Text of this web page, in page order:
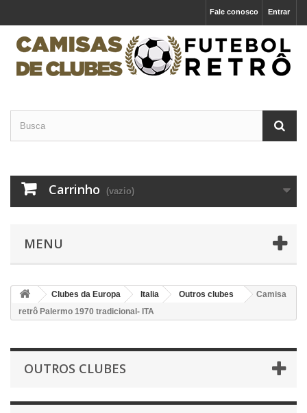
Entrar
Fale conosco
Carrinho (vazio)
MENU
Clubes da Europa Italia Outros clubes
Camisa
retrô Palermo 1970 tradicional- ITA
OUTROS CLUBES